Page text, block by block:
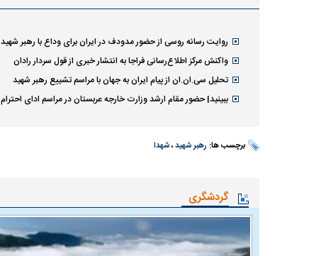
روایت رسانه روسی از حضور مدودف در ایران برای وداع با رهبر شهید
واکنش مرکز اطلاع‌رسانی فراجا به انتشار خبری از قول سردار رادان
تحلیل سی.ان.ان از پیام ایران به جهان با مراسم تشییع رهبر شهید
ببینید| حضور مقام ارشد وزارت خارجه عربستان در مراسم ادای
برچسب ها: رهبر شهید،شهدا
گردشگری